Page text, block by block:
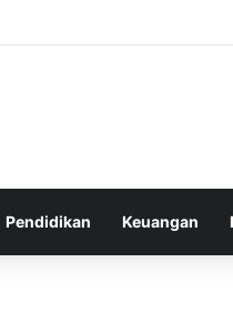
Legendaris Dunia yang
Pendidikan Keuangan